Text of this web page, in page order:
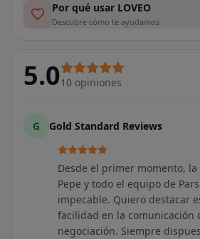
Por qué usar LOVEO
Descubre cómo te ayudamos
5.010 opiniones
G Gold Standard Reviews
Desde el primer momento,
Pepe y todo el equipo de
impecable. Quiero destacar
facilidad en la comunicación
negociación. Siempre